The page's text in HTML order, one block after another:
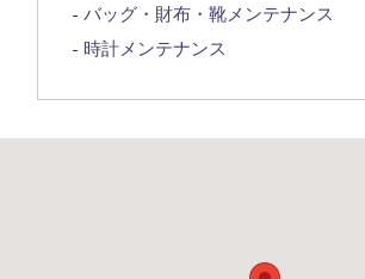
バッグ・財布・靴メンテナンス
時計メンテナンス